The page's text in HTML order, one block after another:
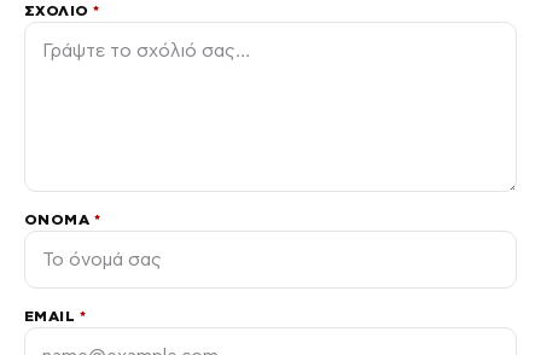
ΣΧΌΛΙΟ*
ΌΝΟΜΑ *
EMAIL *